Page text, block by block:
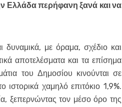
Ελλάδα περήφανη ξανά και να
δυναμικά, με όραμα, σχέδιο και
αποτελέσματα και τα επίσημα
του Δημοσίου κινούνται σε
χαμηλό επιτόκιο 1,9%.
ξεπερνώντας τον μέσο όρο της